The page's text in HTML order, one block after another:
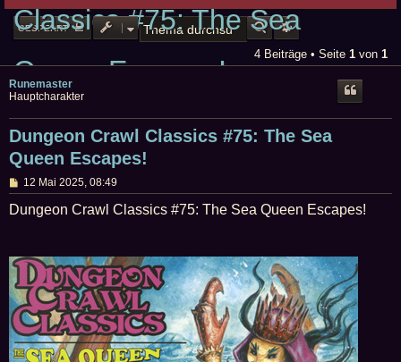
e
Classics #75: The Sea
Queen Escapes!
GESPERRT SUCHEERWEITERTE SUCHE
4 Beiträge • Seite 1 von 1
Runemaster
Hauptcharakter
Dungeon Crawl Classics #75: The Sea
Queen Escapes!
B
e
i
t
g
12 Mai 2025, 08:49
Dungeon Crawl Classics #75: The Sea Queen Escapes!